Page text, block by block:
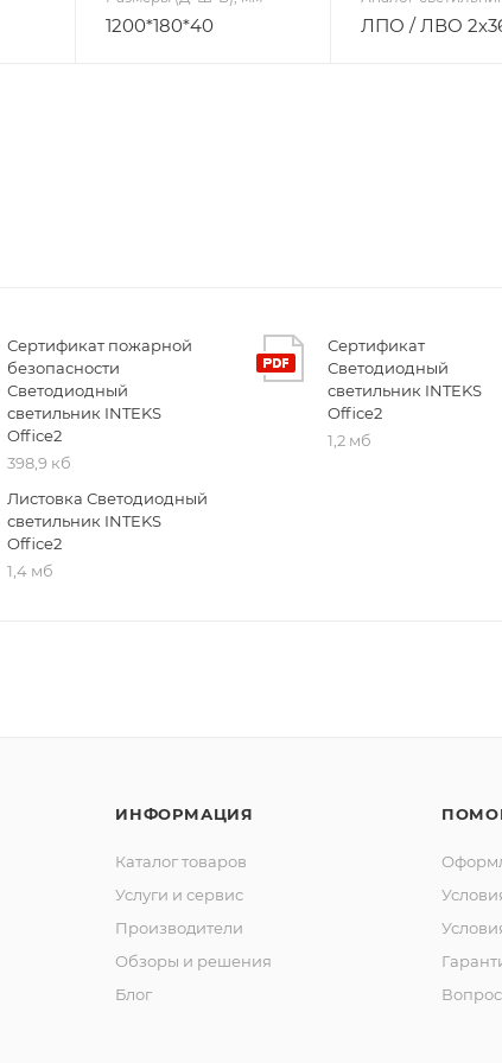
1200*180*40 ЛПО / ЛВО
Сертификат пожарной
безопасности
Светодиодный
светильник INTEKS
Office2
398,9 кб
Сертификат
Светодиодный
светильник INTEKS
Office2
1,2 мб
Листовка Светодиодный
светильник INTEKS
Office2
1,4 мб
ИНФОРМАЦИЯ
Каталог товаров
Услуги и сервис
Производители
Обзоры и решения
Блог